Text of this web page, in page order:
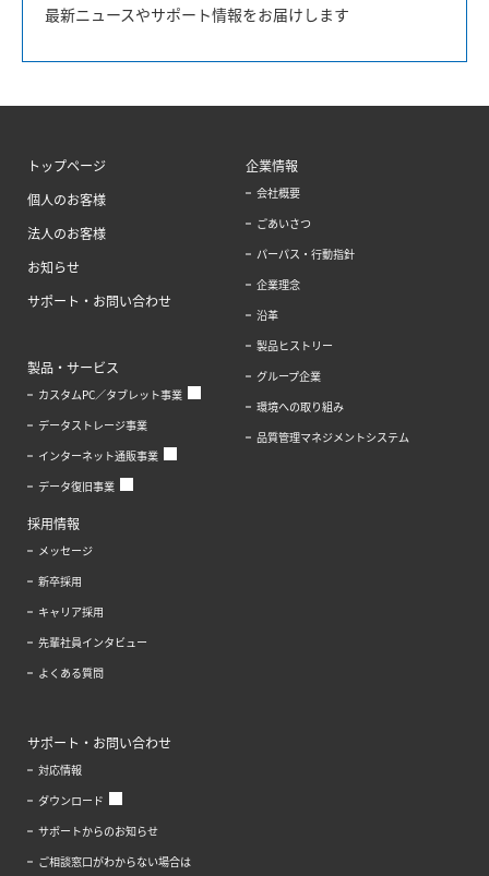
最新ニュースやサポート情報をお届けします
トップページ
個人のお客様
法人のお客様
お知らせ
サポート・お問い合わせ
製品・サービス
カスタムPC／タブレット事業
データストレージ事業
インターネット通販事業
データ復旧事業
企業情報
会社概要
ごあいさつ
パーパス・行動指針
企業理念
沿革
製品ヒストリー
グループ企業
環境への取り組み
品質管理マネジメントシステム
採用情報
メッセージ
新卒採用
キャリア採用
先輩社員インタビュー
よくある質問
サポート・お問い合わせ
対応情報
ダウンロード
サポートからのお知らせ
ご相談窓口がわからない場合は